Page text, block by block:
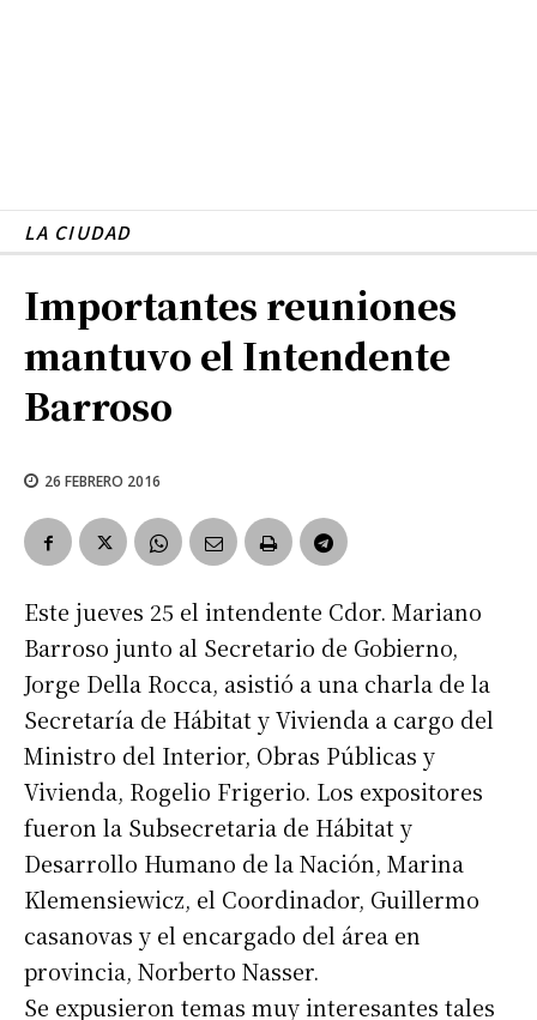
LA CIUDAD
Importantes reuniones
mantuvo el Intendente
Barroso
26 FEBRERO 2016
Este jueves 25 el intendente Cdor. Mariano
Barroso junto al Secretario de Gobierno,
Jorge Della Rocca, asistió a una charla de la
Secretaría de Hábitat y Vivienda a cargo del
Ministro del Interior, Obras Públicas y
Vivienda, Rogelio Frigerio. Los expositores
fueron la Subsecretaria de Hábitat y
Desarrollo Humano de la Nación, Marina
Klemensiewicz, el Coordinador, Guillermo
casanovas y el encargado del área en
provincia, Norberto Nasser.
Se expusieron temas muy interesantes tales